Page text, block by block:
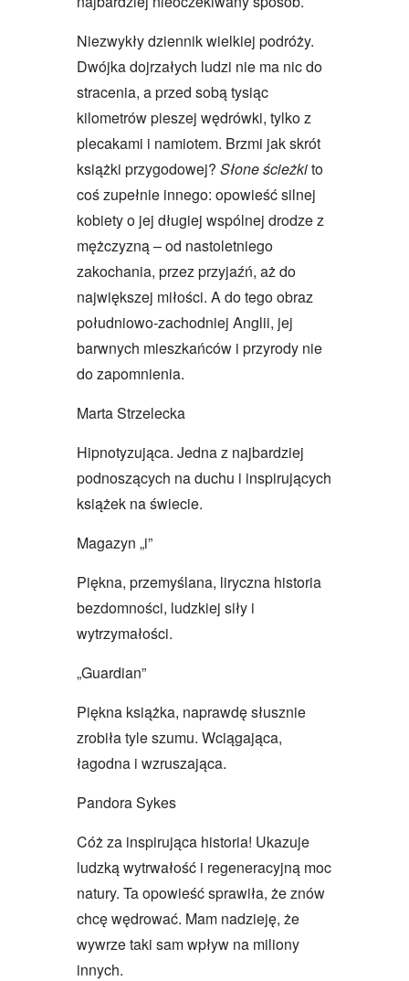
Niezwykły dziennik wielkiej podróży.
Dwójka dojrzałych ludzi nie ma nic do
stracenia, a przed sobą tysiąc
kilometrów pieszej wędrówki, tylko z
plecakami i namiotem. Brzmi jak skrót
książki przygodowej? Słone ścieżkito
coś zupełnie innego: opowieść silnej
kobiety o jej długiej wspólnej drodze z
mężczyzną – od nastoletniego
zakochania, przez przyjaźń, aż do
największej miłości. A do tego obraz
południowo-zachodniej Anglii, jej
barwnych mieszkańców i przyrody nie
do zapomnienia.
Marta Strzelecka
Hipnotyzująca. Jedna z najbardziej
podnoszących na duchu i inspirujących
książek na świecie.
Magazyn „i”
Piękna, przemyślana, liryczna historia
bezdomności, ludzkiej siły i
wytrzymałości.
„Guardian”
Piękna książka, naprawdę słusznie
zrobiła tyle szumu. Wciągająca,
łagodna i wzruszająca.
Pandora Sykes
Cóż za inspirująca historia! Ukazuje
ludzką wytrwałość i regeneracyjną moc
natury. Ta opowieść sprawiła, że znów
chcę wędrować. Mam nadzieję, że
wywrze taki sam wpływ na miliony
innych.